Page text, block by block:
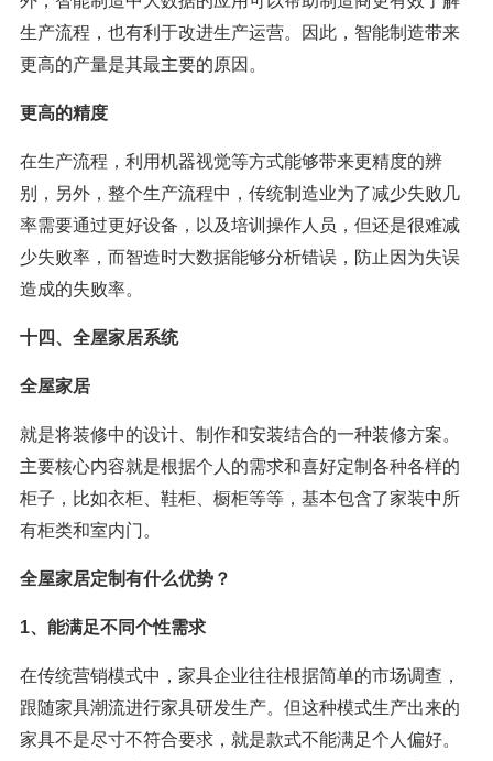
生产流程，也有利于改进生产运营。因此，智能制造带来
更高的产量是其最主要的原因。
更高的精度
在生产流程，利用机器视觉等方式能够带来更精度的辨
别，另外，整个生产流程中，传统制造业为了减少失败几
率需要通过更好设备，以及培训操作人员，但还是很难减
少失败率，而智造时大数据能够分析错误，防止因为失误
造成的失败率。
十四、全屋家居系统
全屋家居
就是将装修中的设计、制作和安装结合的一种装修方案。
主要核心内容就是根据个人的需求和喜好定制各种各样的
柜子，比如衣柜、鞋柜、橱柜等等，基本包含了家装中所
有柜类和室内门。
全屋家居定制有什么优势？
1、能满足不同个性需求
在传统营销模式中，家具企业往往根据简单的市场调查，
跟随家具潮流进行家具研发生产。但这种模式生产出来的
家具不是尽寸不符合要求，就是款式不能满足个人偏好。